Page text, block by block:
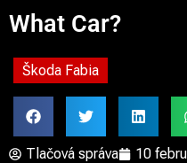
What Car?
Škoda Fabia
Tlačová správa 10